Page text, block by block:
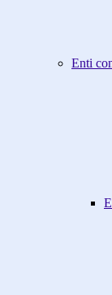
Enti